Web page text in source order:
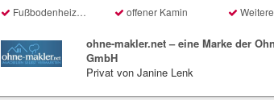
Fußbodenheizung offener Kamin Weitere
ohne-makler.net – eine Marke der
GmbH
Privat von Janine Lenk